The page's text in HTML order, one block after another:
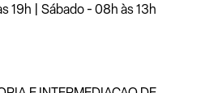
19h | Sábado - 08h às 13h